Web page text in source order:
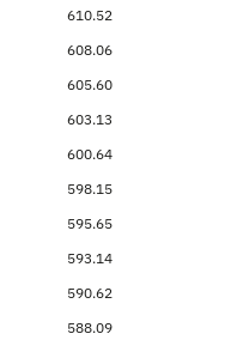
610.52
608.06
605.60
603.13
600.64
598.15
595.65
593.14
590.62
588.09